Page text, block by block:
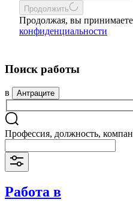
Продолжить
Продолжая, вы принимаете
конфиденциальности
Поиск работы
в Антраците
Профессия, должность,
Работа в